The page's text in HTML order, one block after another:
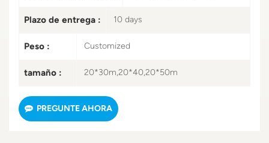
Plazo de entrega : 10 days
Peso : Customized
tamaño : 20*30m,20*40,20*50m
PREGUNTE AHORA